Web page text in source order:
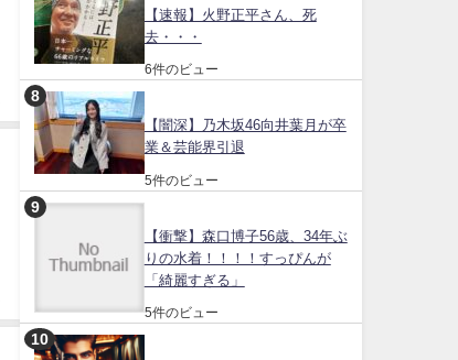
【速報】火野正平さん、死
去・・・
6件のビュー
【闇深】乃木坂46向井葉月が卒
業＆芸能界引退
5件のビュー
【衝撃】森口博子56歳、34年ぶ
りの水着！！！！すっぴんが
「綺麗すぎる」
5件のビュー